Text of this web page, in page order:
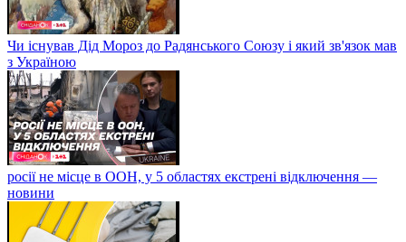
Чи існував Дід Мороз до Радянського Союзу і який зв'язок мав
з Україною
росії не місце в ООН, у 5 областях екстрені відключення —
новини